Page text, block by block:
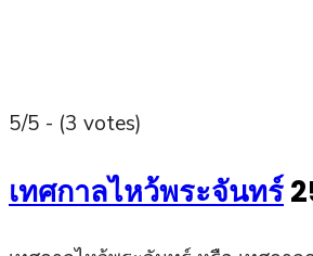
5/5 - (3 votes)
เทศกาลไหว้พระจันทร์